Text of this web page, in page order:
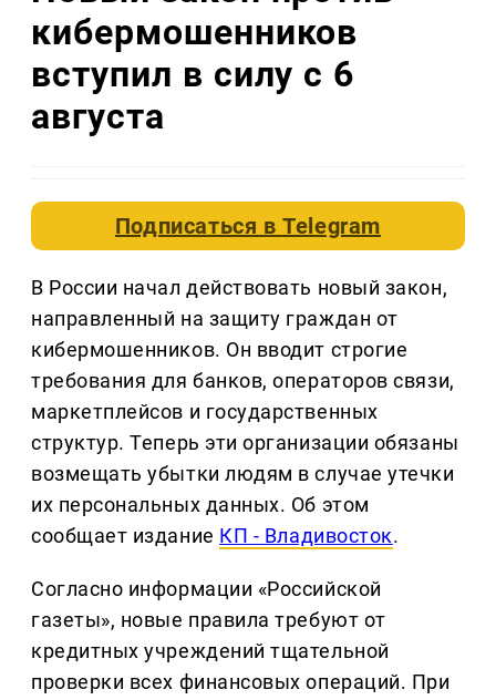
кибермошенников
вступил в силу с 6
августа
Подписаться вTelegram
В России начал действовать новый закон,
направленный на защиту граждан от
кибермошенников. Он вводит строгие
требования для банков, операторов связи,
маркетплейсов и государственных
структур. Теперь эти организации обязаны
возмещать убытки людям в случае утечки
их персональных данных. Об этом
сообщает издание КП - Владивосток.
Согласно информации «Российской
газеты», новые правила требуют от
кредитных учреждений тщательной
проверки всех финансовых операций. При